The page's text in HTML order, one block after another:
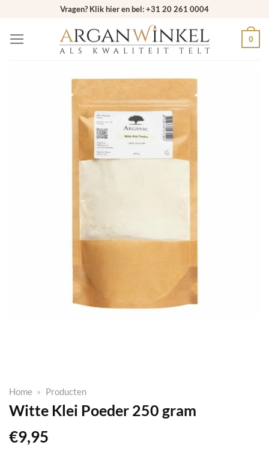
inhoud
Vragen? Klik hier en bel: +31 20 261 0004
0
Home » Producten
Witte Klei Poeder 250 gram
€9,95